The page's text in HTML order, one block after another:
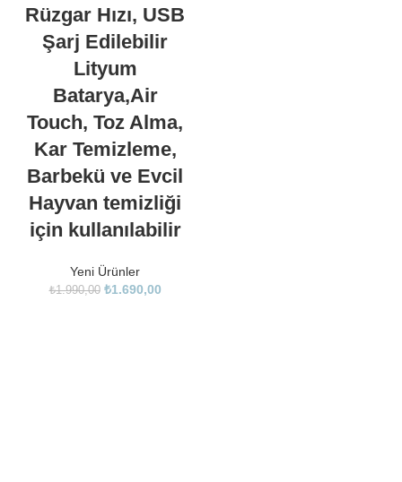
Rüzgar Hızı, USB
Şarj Edilebilir
Lityum
Batarya,Air
Touch, Toz Alma,
Kar Temizleme,
Barbekü ve Evcil
Hayvan temizliği
için kullanılabilir
Yeni Ürünler
₺1.990,00 ₺1.690,00